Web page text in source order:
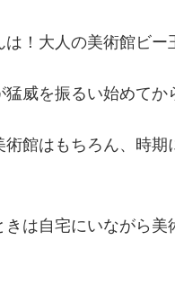
は！大人の美術館ビー
猛威を振るい始めてか
術館はもちろん、時期
きは自宅にいながら